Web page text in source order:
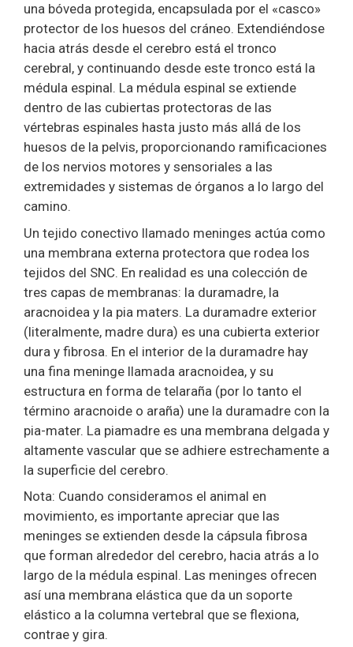
una bóveda protegida, encapsulada por el «casco»
protector de los huesos del cráneo. Extendiéndose
hacia atrás desde el cerebro está el tronco
cerebral, y continuando desde este tronco está la
médula espinal. La médula espinal se extiende
dentro de las cubiertas protectoras de las
vértebras espinales hasta justo más allá de los
huesos de la pelvis, proporcionando ramificaciones
de los nervios motores y sensoriales a las
extremidades y sistemas de órganos a lo largo del
camino.
Un tejido conectivo llamado meninges actúa como
una membrana externa protectora que rodea los
tejidos del SNC. En realidad es una colección de
tres capas de membranas: la duramadre, la
aracnoidea y la pia maters. La duramadre exterior
(literalmente, madre dura) es una cubierta exterior
dura y fibrosa. En el interior de la duramadre hay
una fina meninge llamada aracnoidea, y su
estructura en forma de telaraña (por lo tanto el
término aracnoide o araña) une la duramadre con la
pia-mater. La piamadre es una membrana delgada y
altamente vascular que se adhiere estrechamente a
la superficie del cerebro.
Nota: Cuando consideramos el animal en
movimiento, es importante apreciar que las
meninges se extienden desde la cápsula fibrosa
que forman alrededor del cerebro, hacia atrás a lo
largo de la médula espinal. Las meninges ofrecen
así una membrana elástica que da un soporte
elástico a la columna vertebral que se flexiona,
contrae y gira.